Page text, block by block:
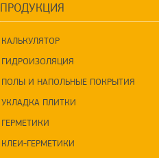
ПРОДУКЦИЯ
КАЛЬКУЛЯТОР
ГИДРОИЗОЛЯЦИЯ
ПОЛЫ И НАПОЛЬНЫЕ ПОКРЫТИЯ
УКЛАДКА ПЛИТКИ
ГЕРМЕТИКИ
КЛЕИ-ГЕРМЕТИКИ